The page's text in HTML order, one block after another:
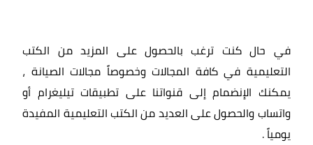
في حال كنت ترغب بالحصول على المزيد من الكتب
التعليمية في كافة المجالات وخصوصاً مجالات الصيانة ،
يمكنك الإنضمام إلى قنواتنا على تطبيقات تيليغرام أو
واتساب والحصول على العديد من الكتب التعليمية المفيدة
يومياً.